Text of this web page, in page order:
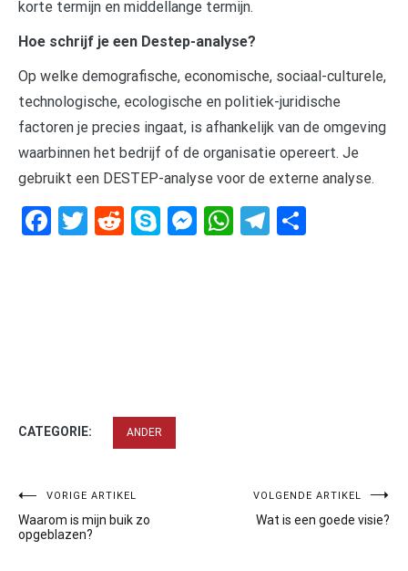
korte termijn en middellange termijn.
Hoe schrijf je een Destep-analyse?
Op welke demografische, economische, sociaal-culturele,
technologische, ecologische en politiek-juridische
factoren je precies ingaat, is afhankelijk van de omgeving
waarbinnen het bedrijf of de organisatie opereert. Je
gebruikt een DESTEP-analyse voor de externe analyse.
Facebook
Twitter
RedditSkypeMessenger
WhatsApp
Telegram
CATEGORIE: ANDER
Bericht
navigatie
VORIGE ARTIKEL
Waarom is mijn buik zo
opgeblazen?
VOLGENDE ARTIKEL
Wat is een goede visie?